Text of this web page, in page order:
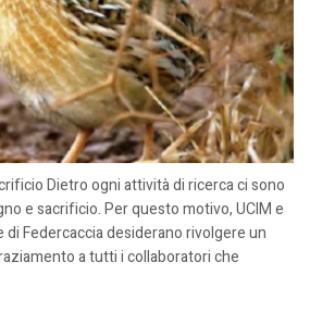
Dietro ogni attività di ricerca ci sono
e sacrificio. Per questo motivo, UCIM e
di Federcaccia desiderano rivolgere un
a tutti i collaboratori che